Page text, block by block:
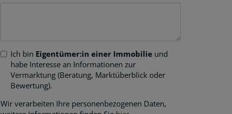
Ich bin Eigentümer:in einer Immobilie und
habe Interesse an Informationen zur
Vermarktung (Beratung, Marktüberblick oder
Bewertung).
Wir verarbeiten Ihre personenbezogenen Daten,